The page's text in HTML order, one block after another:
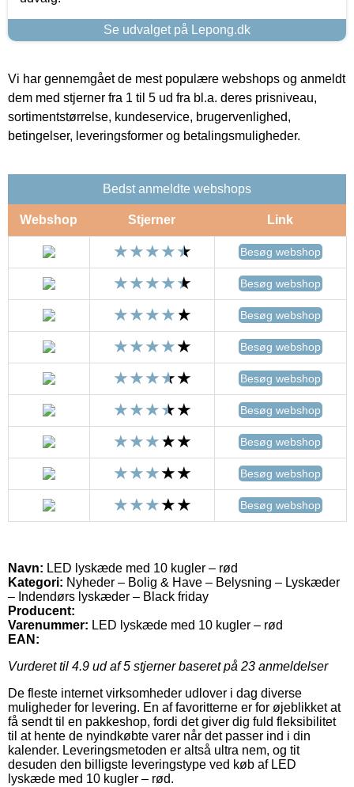
Se udvalget på Lepong.dk
Vi har gennemgået de mest populære webshops og anmeldt
dem med stjerner fra 1 til 5 ud fra bl.a. deres prisniveau,
sortimentstørrelse, kundeservice, brugervenlighed,
betingelser, leveringsformer og betalingsmuligheder.
Bedst anmeldte webshops
Webshop Stjerner Link
Besøg webshop
Besøg webshop
Besøg webshop
Besøg webshop
Besøg webshop
Besøg webshop
Besøg webshop
Besøg webshop
Besøg webshop
Navn: LED lyskæde med 10 kugler – rød
Kategori: Nyheder – Bolig & Have – Belysning – Lyskæder
– Indendørs lyskæder – Black friday
Producent:
Varenummer: LED lyskæde med 10 kugler – rød
EAN:
Vurderet til 4.9 ud af 5 stjerner baseret på 23 anmeldelser
De fleste internet virksomheder udlover i dag diverse
muligheder for levering. En af favoritterne er for øjeblikket at
få sendt til en pakkeshop, fordi det giver dig fuld fleksibilitet
til at hente de nyindkøbte varer når det passer ind i din
kalender. Leveringsmetoden er altså ultra nem, og tit
desuden den billigste leveringstype ved køb af LED
lyskæde med 10 kugler – rød.